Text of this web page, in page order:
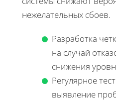
нежелательных сбоев.
Разработка
на случай
снижения
Регулярное
выявление